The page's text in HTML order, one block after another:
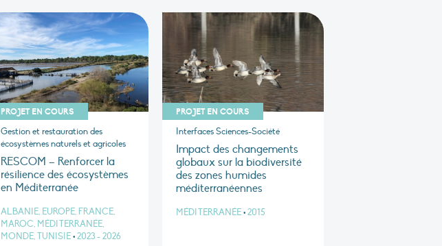
PROJET EN COURS
Gestion et restauration des
écosystèmes naturels et agricoles
RESCOM – Renforcer la
résilience des écosystèmes
en Méditerranée
ALBANIE, EUROPE, FRANCE,
MAROC, MÉDITERRANÉE,
MONDE, TUNISIE•2023 - 2026
PROJET EN COURS
Interfaces Sciences-Société
Impact des changements
globaux sur la biodiversité
des zones humides
méditerranéennes
MÉDITERRANÉE•2015